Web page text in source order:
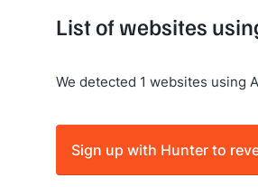
List of websites
We detected 1 websites using
Sign up with Hunter to